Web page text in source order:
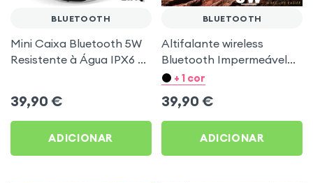
BLUETOOTH
Mini Caixa Bluetooth 5W
Resistente à Água IPX6 +
39,90 €
ADICIONAR
BLUETOOTH
Altifalante wireless
Bluetooth Impermeável
IPX7 + 12h Tweet Verde
+ 1 cor
39,90 €
ADICIONAR